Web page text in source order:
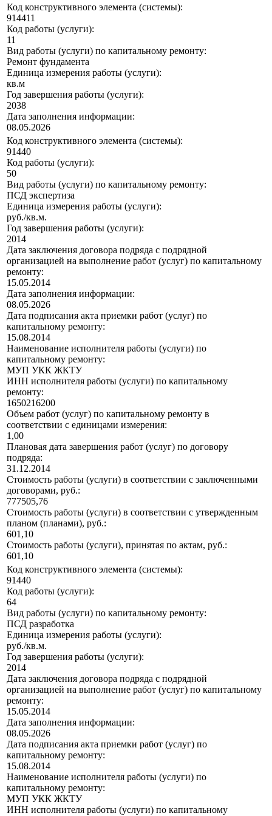
Код конструктивного элемента (системы):
914411
Код работы (услуги):
11
Вид работы (услуги) по капитальному ремонту:
Ремонт фундамента
Единица измерения работы (услуги):
кв.м
Год завершения работы (услуги):
2038
Дата заполнения информации:
08.05.2026
Код конструктивного элемента (системы):
91440
Код работы (услуги):
50
Вид работы (услуги) по капитальному ремонту:
ПСД экспертиза
Единица измерения работы (услуги):
руб./кв.м.
Год завершения работы (услуги):
2014
Дата заключения договора подряда с подрядной
организацией на выполнение работ (услуг) по капитальному
ремонту:
15.05.2014
Дата заполнения информации:
08.05.2026
Дата подписания акта приемки работ (услуг) по
капитальному ремонту:
15.08.2014
Наименование исполнителя работы (услуги) по
капитальному ремонту:
МУП УКК ЖКТУ
ИНН исполнителя работы (услуги) по капитальному
ремонту:
1650216200
Объем работ (услуг) по капитальному ремонту в
соответствии с единицами измерения:
1,00
Плановая дата завершения работ (услуг) по договору
подряда:
31.12.2014
Стоимость работы (услуги) в соответствии с заключенными
договорами, руб.:
777505,76
Стоимость работы (услуги) в соответствии с утвержденным
планом (планами), руб.:
601,10
Стоимость работы (услуги), принятая по актам, руб.:
601,10
Код конструктивного элемента (системы):
91440
Код работы (услуги):
64
Вид работы (услуги) по капитальному ремонту:
ПСД разработка
Единица измерения работы (услуги):
руб./кв.м.
Год завершения работы (услуги):
2014
Дата заключения договора подряда с подрядной
организацией на выполнение работ (услуг) по капитальному
ремонту:
15.05.2014
Дата заполнения информации:
08.05.2026
Дата подписания акта приемки работ (услуг) по
капитальному ремонту:
15.08.2014
Наименование исполнителя работы (услуги) по
капитальному ремонту:
МУП УКК ЖКТУ
ИНН исполнителя работы (услуги) по капитальному